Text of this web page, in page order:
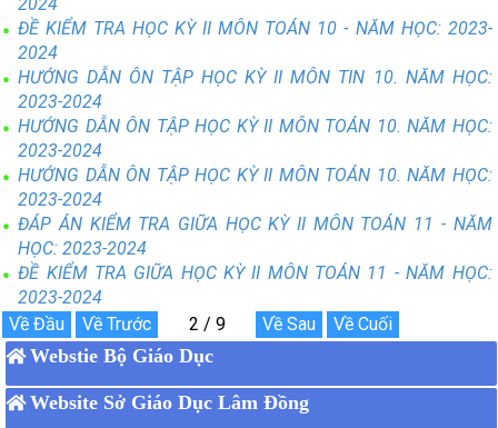
ĐỀ KIỂM TRA HỌC KỲ II MÔN TOÁN 10 - NĂM HỌC: 2023-
2024
HƯỚNG DẪN ÔN TẬP HỌC KỲ II MÔN TIN 10. NĂM HỌC:
2023-2024
HƯỚNG DẪN ÔN TẬP HỌC KỲ II MÔN TOÁN 10. NĂM HỌC:
2023-2024
HƯỚNG DẪN ÔN TẬP HỌC KỲ II MÔN TOÁN 10. NĂM HỌC:
2023-2024
ĐÁP ÁN KIỂM TRA GIỮA HỌC KỲ II MÔN TOÁN 11 - NĂM
HỌC: 2023-2024
ĐỀ KIỂM TRA GIỮA HỌC KỲ II MÔN TOÁN 11 - NĂM HỌC:
2023-2024
Webstie Bộ Giáo Dục
Website Sở Giáo Dục Lâm Đồng